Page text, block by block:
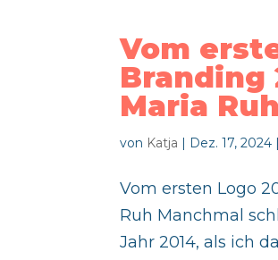
Vom
Branding
Maria Ruh
von Katja | Dez. 17, 2024 |
Vom ersten Logo
Ruh Manchmal
Jahr 2014, als ich